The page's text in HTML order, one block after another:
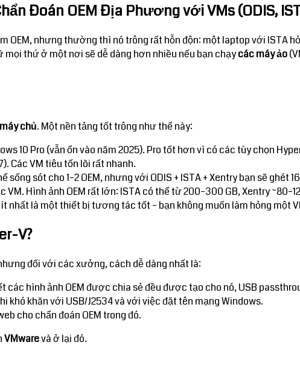
Đoán OEM Địa Phương với VMs (ODIS,
OEM, nhưng thường thì nó trông rất hỗn độn: một laptop với ISTA
mọi thứ ở một nơi sẽ dễ dàng hơn nhiều nếu bạn chạycác máy ảo
máy chủ. Một nền tảng tốt trông như thế này:
10 Pro (vẫn ổn vào năm 2025). Pro tốt hơn vì có các tùy chọn
Các VM tiêu tốn lõi rất nhanh.
sống sót cho 1–2 OEM, nhưng với ODIS + ISTA + Xentry bạn sẽ ghét
VM. Hình ảnh OEM rất lớn: ISTA có thể từ 200–300 GB, Xentry
nhất là một thiết bị tương tác tốt – bạn không muốn làm hỏng một
V?
đối với các xưởng, cách dễ dàng nhất là:
các hình ảnh OEM được chia sẻ đều được tạo cho nó, USB
khó khăn với USB/J2534 và với việc đặt tên mạng Windows.
cho chẩn đoán OEM trong đó.
VMwarevà ở lại đó.